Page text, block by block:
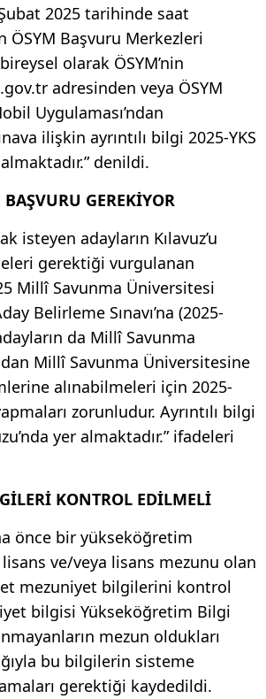
2025 tarihinde saat
ÖSYM Başvuru Merkezleri
olarak ÖSYM’nin
adresinden veya ÖSYM
Uygulaması’ndan
ilişkin ayrıntılı bilgi 2025-YKS
denildi.
BAŞVURU GEREKİYOR
isteyen adayların Kılavuz’u
gerektiği vurgulanan
Millî Savunma Üniversitesi
Belirleme Sınavı’na (2025-
da Millî Savunma
Millî Savunma Üniversitesine
alınabilmeleri için 2025-
zorunludur. Ayrıntılı bilgi
yer almaktadır.” ifadeleri
KONTROL EDİLMELİ
önce bir yükseköğretim
ve/veya lisans mezunu olan
mezuniyet bilgilerini kontrol
bilgisi Yükseköğretim Bilgi
mezun oldukları
bu bilgilerin sisteme
gerektiği kaydedildi.